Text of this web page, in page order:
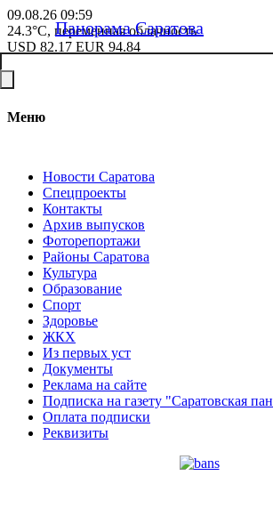
09.08.26 09:59
24.3°C, переменная облачность
USD 82.17 EUR 94.84
Меню
Новости Саратова
Спецпроекты
Контакты
Архив выпусков
Фоторепортажи
Районы Саратова
Культура
Образование
Спорт
Здоровье
ЖКХ
Из пеpвых уст
Документы
Реклама на сайте
Подписка на газету "Саратовская
Оплата подписки
Реквизиты
Панорама Саратова